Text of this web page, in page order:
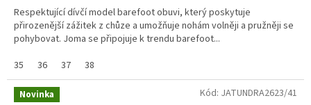
Respektující dívčí model barefoot obuvi, který poskytuje
přirozenější zážitek z chůze a umožňuje nohám volněji a pružněji se
pohybovat. Joma se připojuje k trendu barefoot...
35
36 37 38
Novinka Kód: JATUNDRA2623/41